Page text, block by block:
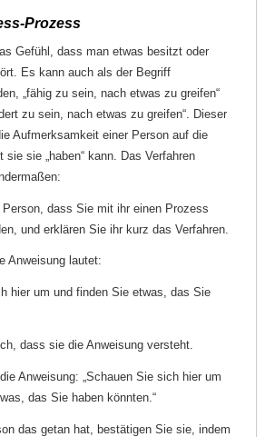
Prozess
Gefühl, dass man etwas besitzt oder
Es kann auch als der Begriff
„fähig zu sein, nach etwas zu greifen“
zu sein, nach etwas zu greifen“. Dieser
Aufmerksamkeit einer Person auf die
sie sie „haben“ kann. Das Verfahren
dass Sie mit ihr einen Prozess
und erklären Sie ihr kurz das Verfahren.
Anweisung lautet:
hier um und finden Sie etwas, das Sie
dass sie die Anweisung versteht.
Anweisung: „Schauen Sie sich hier um
das Sie haben könnten.“
das getan hat, bestätigen Sie sie, indem